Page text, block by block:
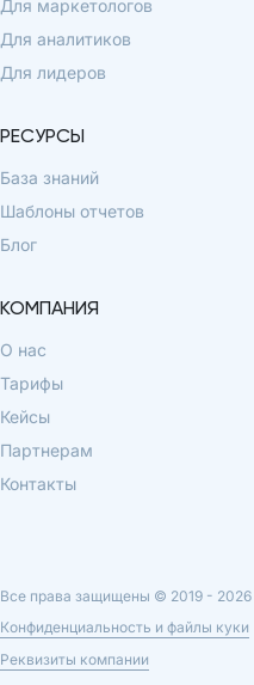
Для маркетологов
Для аналитиков
Для лидеров
РЕСУРСЫ
База знаний
Шаблоны отчетов
Блог
КОМПАНИЯ
О нас
Тарифы
Кейсы
Партнерам
Контакты
Все права защищены © 2019 - 2026
Конфиденциальность и файлы куки
Реквизиты компании